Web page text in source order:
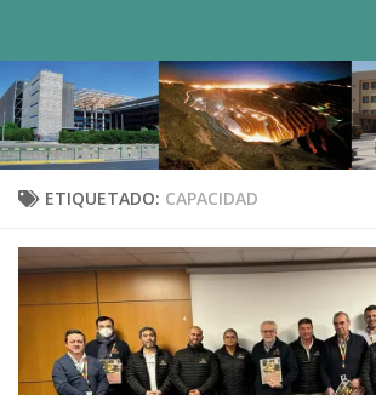
ETIQUETADO: CAPACIDAD